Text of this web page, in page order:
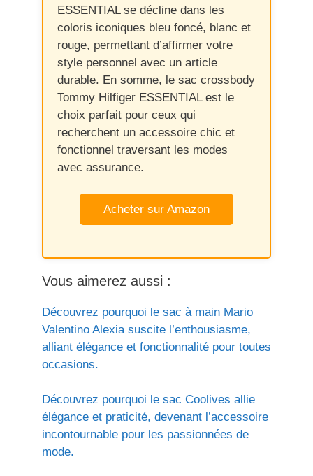
ESSENTIAL se décline dans les
coloris iconiques bleu foncé, blanc et
rouge, permettant d’affirmer votre
style personnel avec un article
durable. En somme, le sac crossbody
Tommy Hilfiger ESSENTIAL est le
choix parfait pour ceux qui
recherchent un accessoire chic et
fonctionnel traversant les modes
avec assurance.
Acheter sur Amazon
Vous aimerez aussi :
Découvrez pourquoi le sac à main Mario
Valentino Alexia suscite l’enthousiasme,
alliant élégance et fonctionnalité pour toutes
occasions.
Découvrez pourquoi le sac Coolives allie
élégance et praticité, devenant l’accessoire
incontournable pour les passionnées de
mode.